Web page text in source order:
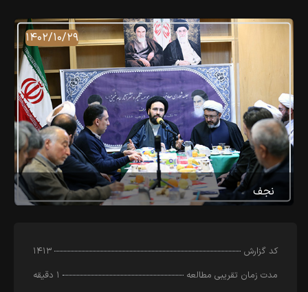
۱۴۰۲/۱۰/۲۹
نجف
کد‌ گزارش
۱۴۱۳
مدت زمان تقریبی مطالعه
۱ دقیقه